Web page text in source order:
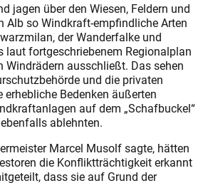
jagen über den Wiesen, Feldern und
Alb so Windkraft-empfindliche Arten
der Wanderfalke und
laut fortgeschriebenem Regionalplan
Windrädern ausschließt. Das sehen
und die privaten
erhebliche Bedenken äußerten
auf dem „Schafbuckel“
ablehnten.
Marcel Musolf sagte, hätten
die Konfliktträchtigkeit erkannt
dass sie auf Grund der